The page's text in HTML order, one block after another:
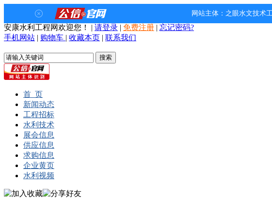
安康水利工程网欢迎您！ | 请登录 | 免费注册 | 忘记密码?
手机网站 | 购物车 | 收藏本页 | 联系我们
首 页
新闻动态
工程招标
水利技术
展会信息
供应信息
求购信息
企业黄页
水利视频